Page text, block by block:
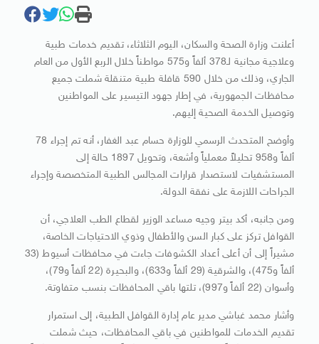
أعلنت وزارة الصحة والسكان، اليوم الثلاثاء، تقديم خدمات طبية
وعلاجية مجانية لـ378 ألفاً و575 مواطناً خلال الربع الأول من العام
الجاري، وذلك من خلال 590 قافلة طبية متنقلة شملت جميع
محافظات الجمهورية، في إطار جهود التيسير على المواطنين
وتوصيل الخدمة الصحية إليهم.
وأوضح المتحدث الرسمي للوزارة حسام عبد الغفار، أنه تم إجراء 78
ألفاً و958 تحليلاً معملياً وأشعة، وتحويل 1897 حالة إلى
المستشفيات لاستصدار قرارات المجالس الطبية المتخصصة وإجراء
الجراحات اللازمة على نفقة الدولة.
ومن جانبه، أكد بيتر وجيه مساعد الوزير لقطاع الطب العلاجي، أن
القوافل تركز على كبار السن والأطفال وذوي الاحتياجات الخاصة،
مشيراً إلى أن أعلى أعداد الكشوفات جاءت في محافظات أسيوط (33
ألفاً و475)، والشرقية (29 ألفاً و633)، والبحيرة (22 ألفاً و79)،
وأسوان (22 ألفاً و997)، تلتها باقي المحافظات بنسب متفاوتة.
وأشار محمد غباشي مدير عام إدارة القوافل الطبية، إلى استمرار
تقديم الخدمات للمواطنين في باقي المحافظات، حيث شملت